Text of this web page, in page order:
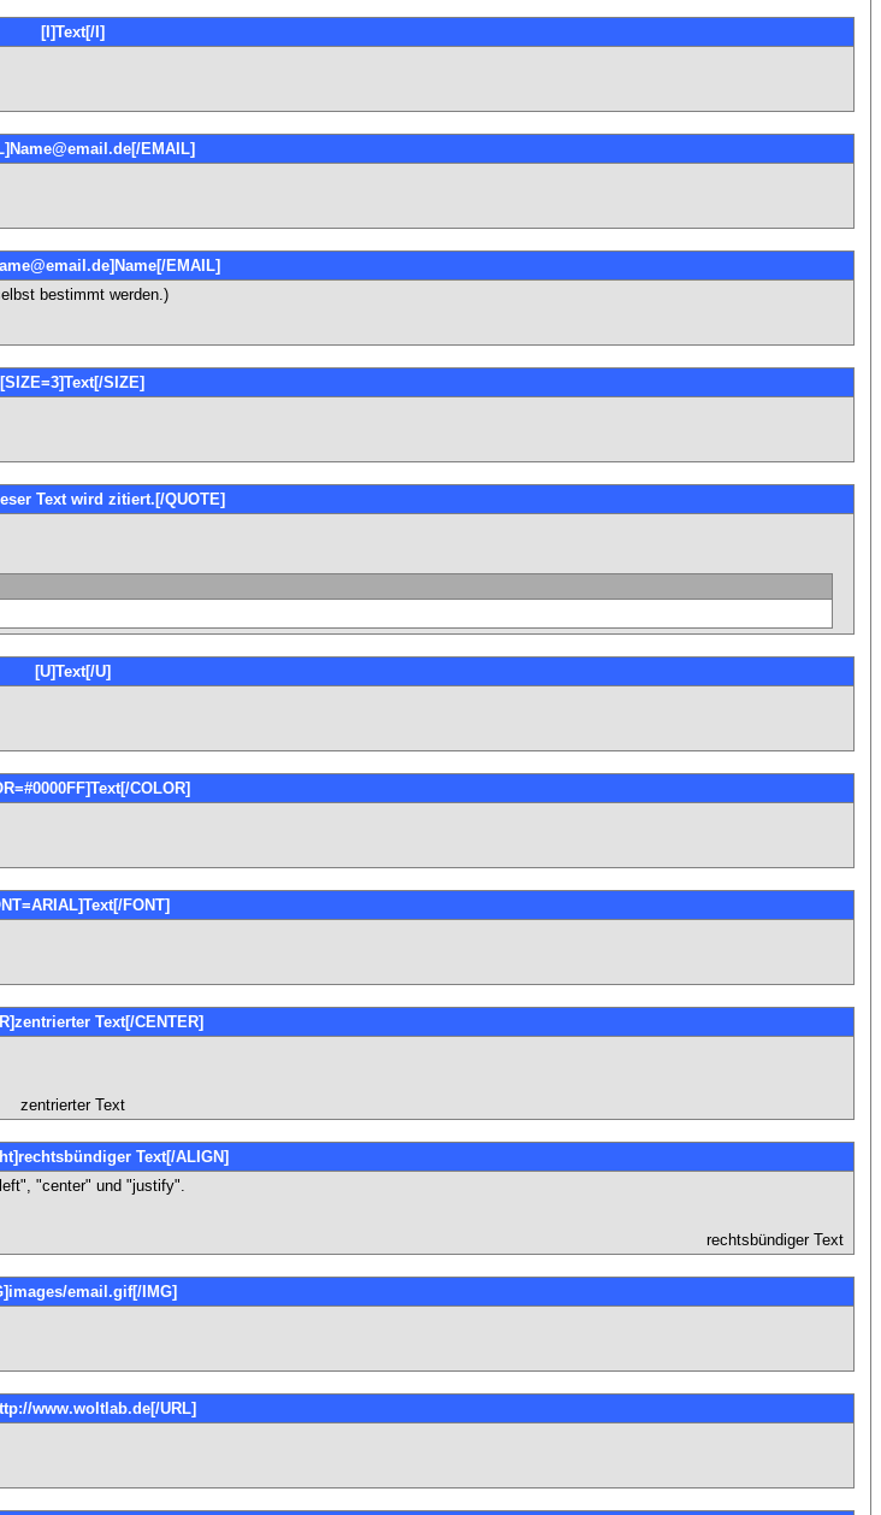
[I]Text[/I]
EMAIL]
EMAIL]
bestimmt werden.)
[SIZE=3]Text[/SIZE]
Text wird zitiert.[/QUOTE]
[U]Text[/U]
COLOR]
FONT]
Text[/CENTER]
zentrierter Text
Text[/ALIGN]
"center" und "justify".
rechtsbündiger Text
email.gif[/IMG]
www.woltlab.de[/URL]